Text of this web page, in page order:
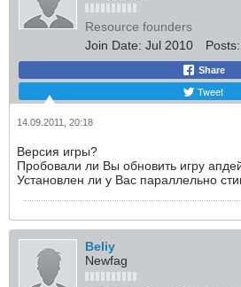
Resource founders
Join Date: Jul 2010 Posts:
Share
Tweet
14.09.2011, 20:18
Версия игры?
Пробовали ли Вы обновить игру
Установлен ли у Вас параллельно
Beliy
Newfag